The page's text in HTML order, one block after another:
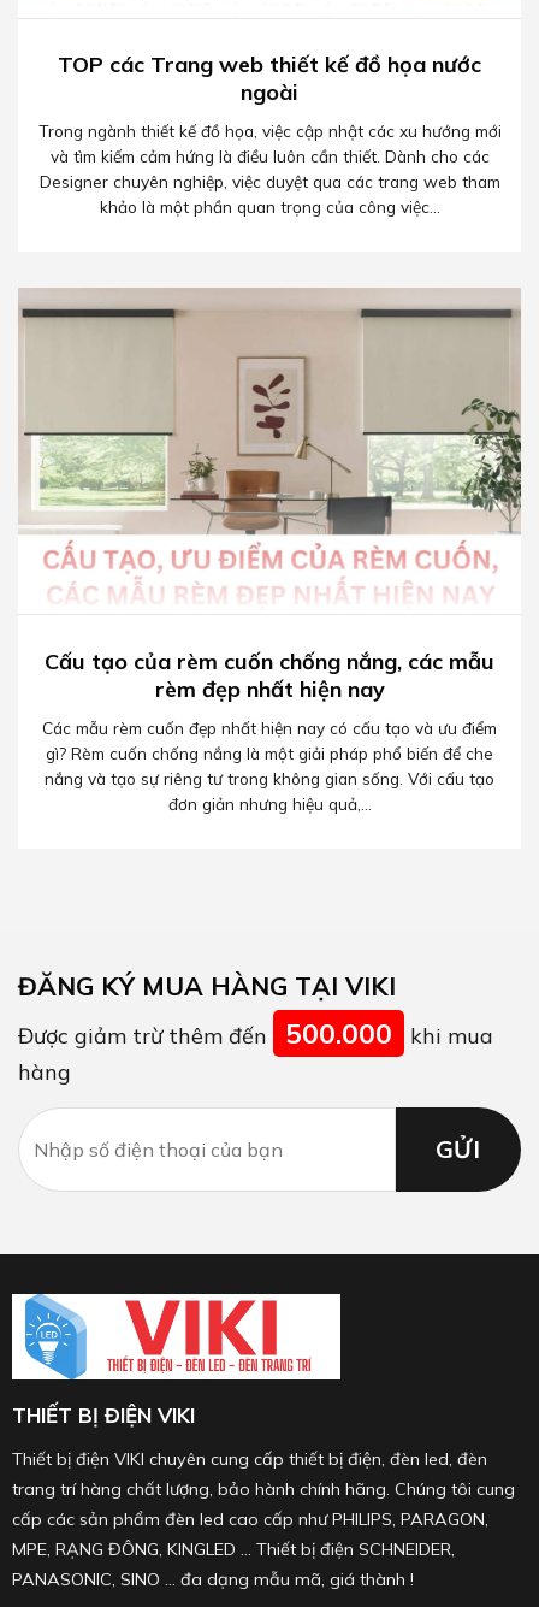
TOP các Trang web thiết kế đồ họa nước
ngoài
Trong ngành thiết kế đồ họa, việc cập nhật các xu hướng mới
và tìm kiếm cảm hứng là điều luôn cần thiết. Dành cho các
Designer chuyên nghiệp, việc duyệt qua các trang web tham
khảo là một phần quan trọng của công việc...
Cấu tạo của rèm cuốn chống nắng, các mẫu
rèm đẹp nhất hiện nay
Các mẫu rèm cuốn đẹp nhất hiện nay có cấu tạo và ưu điểm
gì? Rèm cuốn chống nắng là một giải pháp phổ biến để che
nắng và tạo sự riêng tư trong không gian sống. Với cấu tạo
đơn giản nhưng hiệu quả,...
ĐĂNG KÝ MUA HÀNG TẠI VIKI
Được giảm trừ thêm đến 500.000
khi mua
hàng
THIẾT BỊ ĐIỆN VIKI
Thiết bị điện VIKI chuyên cung cấp thiết bị điện, đèn led, đèn
trang trí hàng chất lượng, bảo hành chính hãng. Chúng tôi cung
cấp các sản phẩm đèn led cao cấp như PHILIPS, PARAGON,
MPE, RẠNG ĐÔNG, KINGLED ... Thiết bị điện SCHNEIDER,
PANASONIC, SINO ... đa dạng mẫu mã, giá thành !